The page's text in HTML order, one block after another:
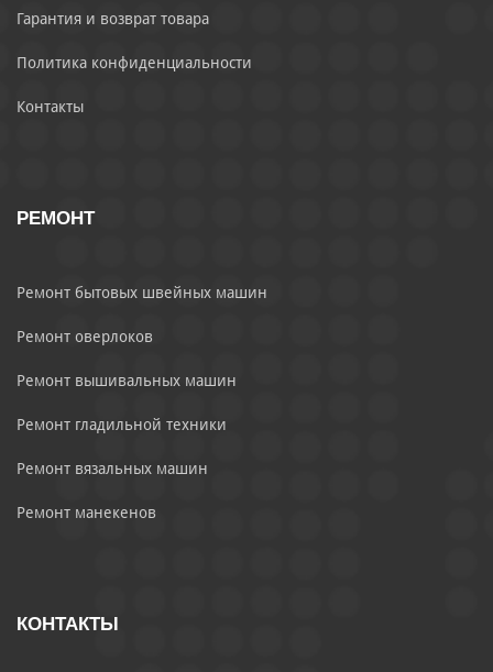
Гарантия и возврат товара
Политика конфиденциальности
Контакты
РЕМОНТ
Ремонт бытовых швейных машин
Ремонт оверлоков
Ремонт вышивальных машин
Ремонт гладильной техники
Ремонт вязальных машин
Ремонт манекенов
КОНТАКТЫ